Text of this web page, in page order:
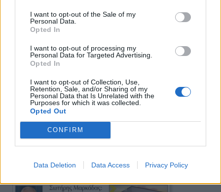
I want to opt-out of the Sale of my
Personal Data.
Opted In
I want to opt-out of processing my
Personal Data for Targeted Advertising.
Opted In
I want to opt-out of Collection, Use,
Retention, Sale, and/or Sharing of my
Personal Data that Is Unrelated with the
Purposes for which it was collected.
Opted Out
CONFIRM
Data Deletion Data Access Privacy Policy